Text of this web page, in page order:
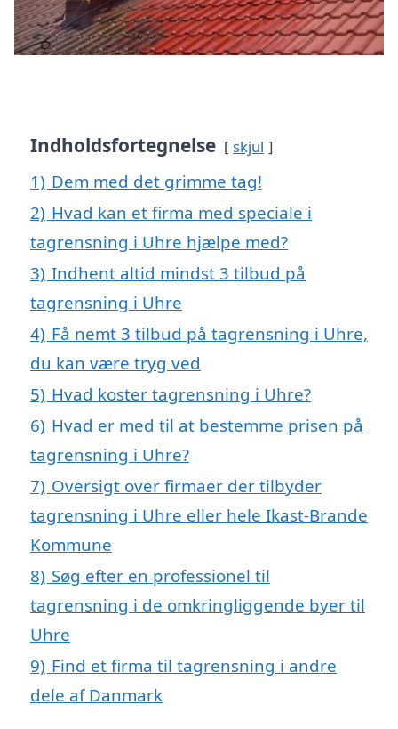
Indholdsfortegnelse skjul
1) Dem med det grimme tag!
2) Hvad kan et firma med speciale i
tagrensning i Uhre hjælpe med?
3) Indhent altid mindst 3 tilbud på
tagrensning i Uhre
4) Få nemt 3 tilbud på tagrensning i Uhre,
du kan være tryg ved
5) Hvad koster tagrensning i Uhre?
6) Hvad er med til at bestemme prisen på
tagrensning i Uhre?
7) Oversigt over firmaer der tilbyder
tagrensning i Uhre eller hele Ikast-Brande
Kommune
8) Søg efter en professionel til
tagrensning i de omkringliggende byer til
Uhre
9) Find et firma til tagrensning i andre
dele af Danmark